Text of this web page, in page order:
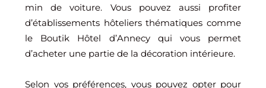
min de voiture. Vous pouvez aussi profiter
d’établissements hôteliers thématiques comme
le Boutik Hôtel d’Annecy qui vous permet
d’acheter une partie de la décoration intérieure.
Selon vos préférences, vous pouvez opter pour